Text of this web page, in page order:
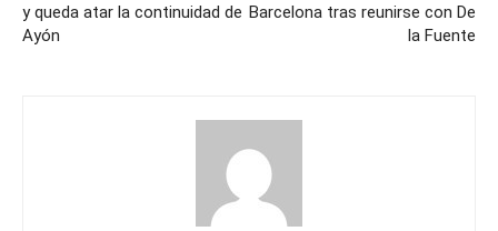
y queda atar la continuidad de
Ayón
Barcelona tras reunirse con De
la Fuente